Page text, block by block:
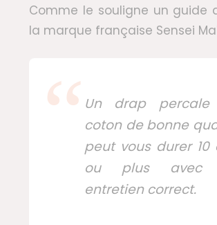
Comme le souligne un guide
la marque française Sensei
Un drap
coton de bonne
peut vous durer 10
ou plus avec
entretien correct.